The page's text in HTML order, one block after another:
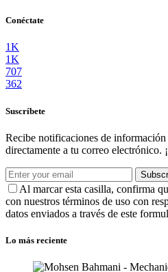
Conéctate
1K
1K
707
362
Suscríbete
Recibe notificaciones de información
directamente a tu correo electrónico.
Al marcar esta casilla, confirma
con nuestros términos de uso con
datos enviados a través de este
Lo más reciente